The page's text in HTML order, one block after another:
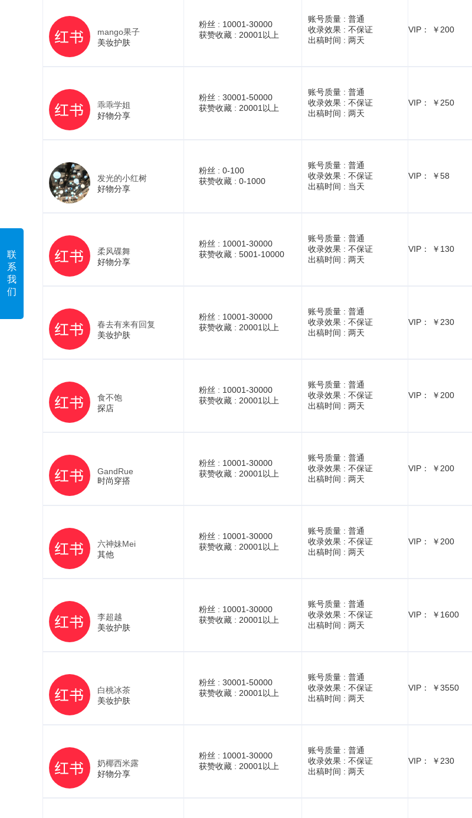
联
系
我
们
mango果子
美妆护肤
粉丝 : 10001-30000
获赞收藏 : 20001以上
账号质量 : 普通
收录效果 : 不保证
出稿时间 : 两天
VIP： ￥200
乖乖学姐
好物分享
粉丝 : 30001-50000
获赞收藏 : 20001以上
账号质量 : 普通
收录效果 : 不保证
出稿时间 : 两天
VIP： ￥250
发光的小红树
好物分享
粉丝 : 0-100
获赞收藏 : 0-1000
账号质量 : 普通
收录效果 : 不保证
出稿时间 : 当天
VIP： ￥58
柔风碟舞
好物分享
粉丝 : 10001-30000
获赞收藏 : 5001-10000
账号质量 : 普通
收录效果 : 不保证
出稿时间 : 两天
VIP： ￥130
春去有来有回复
美妆护肤
粉丝 : 10001-30000
获赞收藏 : 20001以上
账号质量 : 普通
收录效果 : 不保证
出稿时间 : 两天
VIP： ￥230
食不饱
探店
粉丝 : 10001-30000
获赞收藏 : 20001以上
账号质量 : 普通
收录效果 : 不保证
出稿时间 : 两天
VIP： ￥200
GandRue
时尚穿搭
粉丝 : 10001-30000
获赞收藏 : 20001以上
账号质量 : 普通
收录效果 : 不保证
出稿时间 : 两天
VIP： ￥200
六神妹Mei
其他
粉丝 : 10001-30000
获赞收藏 : 20001以上
账号质量 : 普通
收录效果 : 不保证
出稿时间 : 两天
VIP： ￥200
李超越
美妆护肤
粉丝 : 10001-30000
获赞收藏 : 20001以上
账号质量 : 普通
收录效果 : 不保证
出稿时间 : 两天
VIP： ￥1600
白桃冰茶
美妆护肤
粉丝 : 30001-50000
获赞收藏 : 20001以上
账号质量 : 普通
收录效果 : 不保证
出稿时间 : 两天
VIP： ￥3550
奶椰西米露
好物分享
粉丝 : 10001-30000
获赞收藏 : 20001以上
账号质量 : 普通
收录效果 : 不保证
出稿时间 : 两天
VIP： ￥230